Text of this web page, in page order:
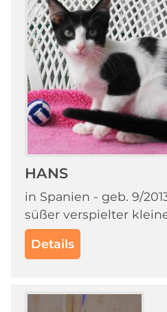
HANS
in Spanien - geb. 9/
süßer verspielter
Details